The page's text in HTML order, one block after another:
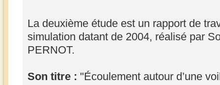
La deuxième étude est un rapport de
simulation datant de 2004, réalisé par
PERNOT.
Son titre : "Écoulement autour d’une